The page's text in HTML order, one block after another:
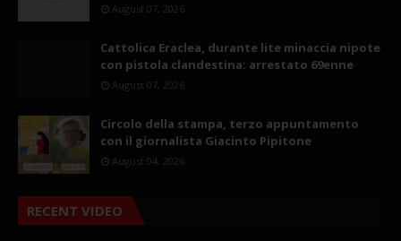
August 07, 2026
Cattolica Eraclea, durante lite minaccia nipote
con pistola clandestina: arrestato 69enne
August 07, 2026
Circolo della stampa, terzo appuntamento
con il giornalista Giacinto Pipitone
August 04, 2026
RECENT VIDEO